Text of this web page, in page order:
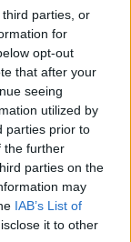
parties, or
for
opt-out
that after your
seeing
utilized by
parties prior to
the further
parties on the
may
IAB’s List of
it to other
egna
har växt upp
ett collage av